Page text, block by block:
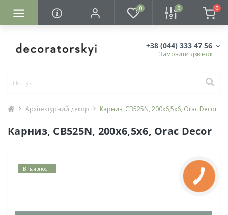
0 0 0
+38 (044) 333 47 56
Замовити дзвінок
Архітектурний декор Карниз, CB525N, 200x6,5x6, Orac Decor
Карниз, CB525N, 200x6,5x6, Orac Decor
В наявності